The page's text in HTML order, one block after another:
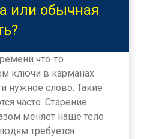
или обычная
что-то
ключи в карманах
нужное слово. Такие
часто. Старение
меняет наше тело
требуется